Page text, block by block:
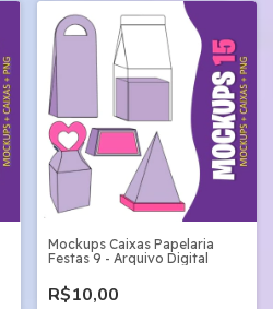
Mockups Caixas Papelaria
Festas 9 - Arquivo Digital
R$10,00